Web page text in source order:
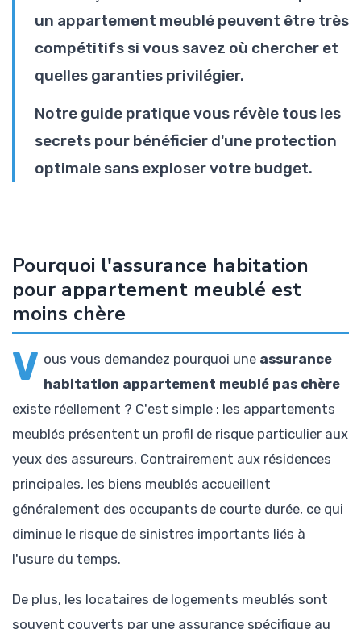
un appartement meublé peuvent être très
compétitifs si vous savez où chercher et
quelles garanties privilégier.
Notre guide pratique vous révèle tous les
secrets pour bénéficier d'une protection
optimale sans exploser votre budget.
Pourquoi l'assurance habitation
pour appartement meublé est
moins chère
V ous vous demandez pourquoi une assurance
habitation appartement meublé pas chère
existe réellement ? C'est simple : les appartements
meublés présentent un profil de risque particulier aux
yeux des assureurs. Contrairement aux résidences
principales, les biens meublés accueillent
généralement des occupants de courte durée, ce qui
diminue le risque de sinistres importants liés à
l'usure du temps.
De plus, les locataires de logements meublés sont
souvent couverts par une assurance spécifique au